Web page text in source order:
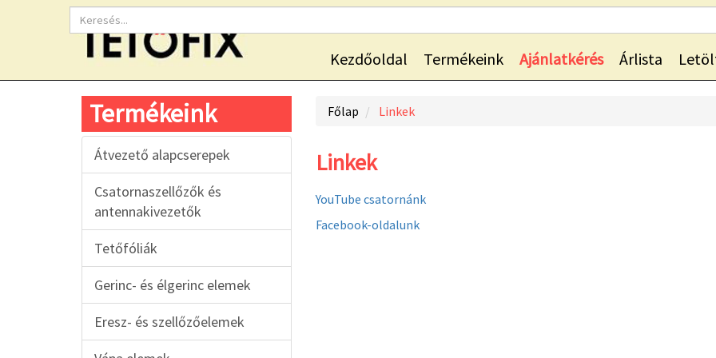
Kezdőoldal Termékeink Ajánlatkérés Árlista
Termékeink
Átvezető alapcserepek
Csatornaszellőzők és
antennakivezetők
Tetőfóliák
Gerinc- és élgerinc elemek
Eresz- és szellőzőelemek
Főlap Linkek
Linkek
YouTube csatornánk
Facebook-oldalunk